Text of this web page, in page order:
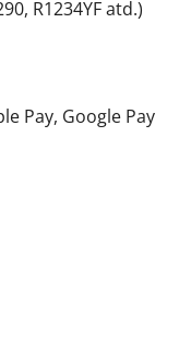
R1234YF atd.)
Pay, Google Pay